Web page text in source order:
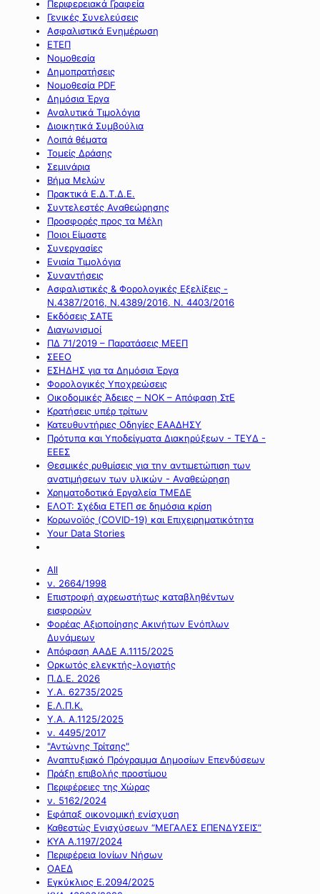
Περιφερειακά Γραφεία
Γενικές Συνελεύσεις
Ασφαλιστικά Ενημέρωση
ΕΤΕΠ
Νομοθεσία
Δημοπρατήσεις
Νομοθεσία PDF
Δημόσια Έργα
Αναλυτικά Τιμολόγια
Διοικητικά Συμβούλια
Λοιπά θέματα
Τομείς Δράσης
Σεμινάρια
Βήμα Μελών
Πρακτικά Ε.Δ.Τ.Δ.Ε.
Συντελεστές Αναθεώρησης
Προσφορές προς τα Μέλη
Ποιοι Είμαστε
Συνεργασίες
Ενιαία Τιμολόγια
Συναντήσεις
Ασφαλιστικές & Φορολογικές Εξελίξεις -
Ν.4387/2016, Ν.4389/2016, Ν. 4403/2016
Εκδόσεις ΣΑΤΕ
Διαγωνισμοί
ΠΔ 71/2019 – Παρατάσεις ΜΕΕΠ
ΣΕΕΟ
ΕΣΗΔΗΣ για τα Δημόσια Έργα
Φορολογικές Υποχρεώσεις
Οικοδομικές Άδειες – ΝΟΚ – Απόφαση ΣτΕ
Κρατήσεις υπέρ τρίτων
Κατευθυντήριες Οδηγίες ΕΑΑΔΗΣΥ
Πρότυπα και Υποδείγματα Διακηρύξεων - ΤΕΥΔ -
ΕΕΕΣ
Θεσμικές ρυθμίσεις για την αντιμετώπιση των
ανατιμήσεων των υλικών - Αναθεώρηση
Χρηματοδοτικά Εργαλεία ΤΜΕΔΕ
ΕΛΟΤ: Σχέδια ΕΤΕΠ σε δημόσια κρίση
Κορωνοϊός (COVID-19) και Επιχειρηματικότητα
Your Data Stories
All
ν. 2664/1998
Επιστροφή αχρεωστήτως καταβληθέντων
εισφορών
Φορέας Αξιοποίησης Ακινήτων Ενόπλων
Δυνάμεων
Απόφαση ΑΑΔΕ Α.1115/2025
Ορκωτός ελεγκτής-λογιστής
Π.Δ.Ε. 2026
Υ.Α. 62735/2025
Ε.Λ.Π.Κ.
Υ.Α. Α.1125/2025
ν. 4495/2017
"Αντώνης Τρίτσης"
Αναπτυξιακό Πρόγραμμα Δημοσίων Επενδύσεων
Πράξη επιβολής προστίμου
Περιφέρειες της Χώρας
ν. 5162/2024
Εφάπαξ οικονομική ενίσχυση
Καθεστώς Ενισχύσεων “ΜΕΓΑΛΕΣ ΕΠΕΝΔΥΣΕΙΣ”
ΚΥΑ Α.1197/2024
Περιφέρεια Ιονίων Νήσων
ΟΑΕΔ
Εγκύκλιος Ε.2094/2025